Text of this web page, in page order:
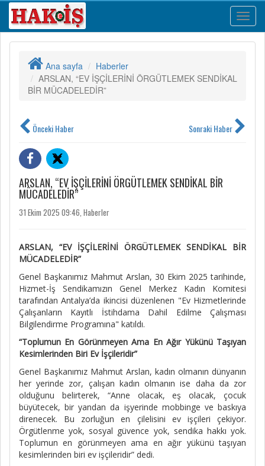
HAK-
İŞ
MOBIL
Ana sayfa
Haberler
ARSLAN, “EV İŞÇİLERİNİ ÖRGÜTLEMEK SENDİKAL
BİR MÜCADELEDİR”
Önceki Haber Sonraki Haber
ARSLAN, “EV İŞÇİLERİNİ ÖRGÜTLEMEK SENDİKAL BİR
MÜCADELEDİR”
31 Ekim 2025 09:46, Haberler
ARSLAN, “EV İŞÇİLERİNİ ÖRGÜTLEMEK SENDİKAL BİR
MÜCADELEDİR”
Genel Başkanımız Mahmut Arslan, 30 Ekim 2025 tarihinde,
Hizmet-İş Sendikamızın Genel Merkez Kadın Komitesi
tarafından Antalya’da ikincisi düzenlenen "Ev Hizmetlerinde
Çalışanların Kayıtlı İstihdama Dahil Edilme Çalışması
Bilgilendirme Programına" katıldı.
“Toplumun En Görünmeyen Ama En Ağır Yükünü Taşıyan
Kesimlerinden Biri Ev İşçileridir”
Genel Başkanımız Mahmut Arslan, kadın olmanın dünyanın
her yerinde zor, çalışan kadın olmanın ise daha da zor
olduğunu belirterek, “Anne olacak, eş olacak, çocuk
büyütecek, bir yandan da işyerinde mobbinge ve baskıya
direnecek. Bu zorluğun en çilelisini ev işçileri çekiyor.
Örgütlenme yok, sosyal güvence yok, sendika hakkı yok.
Toplumun en görünmeyen ama en ağır yükünü taşıyan
kesimlerinden biri ev işçileridir” dedi.